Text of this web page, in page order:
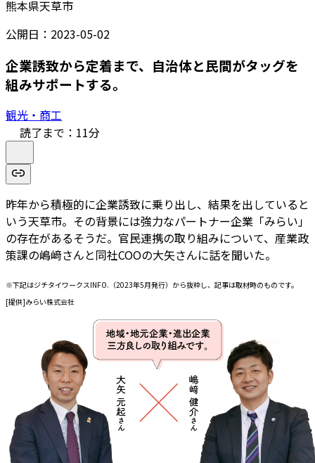
熊本県天草市
公開日： 2023-05-02
企業誘致から定着まで、自治体と民間がタッグを
組みサポートする。
観光・商工
読了まで： 11分
昨年から積極的に企業誘致に乗り出し、結果を出していると
いう天草市。その背景には強力なパートナー企業「みらい」
の存在があるそうだ。官民連携の取り組みについて、産業政
策課の嶋﨑さんと同社COOの大矢さんに話を聞いた。
※下記はジチタイワークスINFO.（2023年5月発行）から抜粋し、記事は取材時のものです。
[提供]みらい株式会社